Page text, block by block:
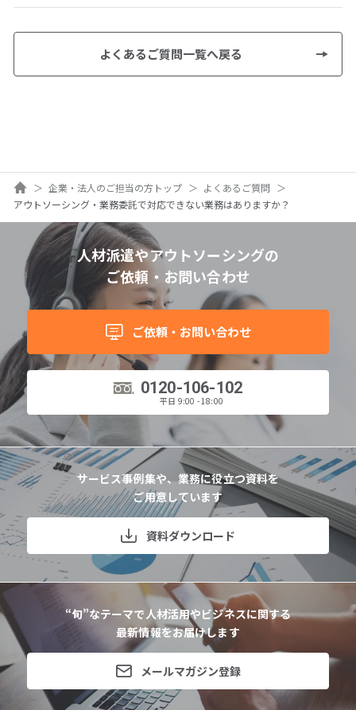
よくあるご質問一覧へ戻る
ホーム企業・法人のご担当の方トップ
よくあるご質問
アウトソーシング・業務委託で対応できない業務はありますか？
人材派遣やアウトソーシングの
ご依頼・お問い合わせ
ご依頼・お問い合わせ
0120-106-102
平日 9:00 - 18:00
サービス事例集や、業務に役立つ資料を
ご用意しています
資料ダウンロード
“旬”なテーマで人材活用やビジネスに関する
最新情報をお届けします
メールマガジン登録